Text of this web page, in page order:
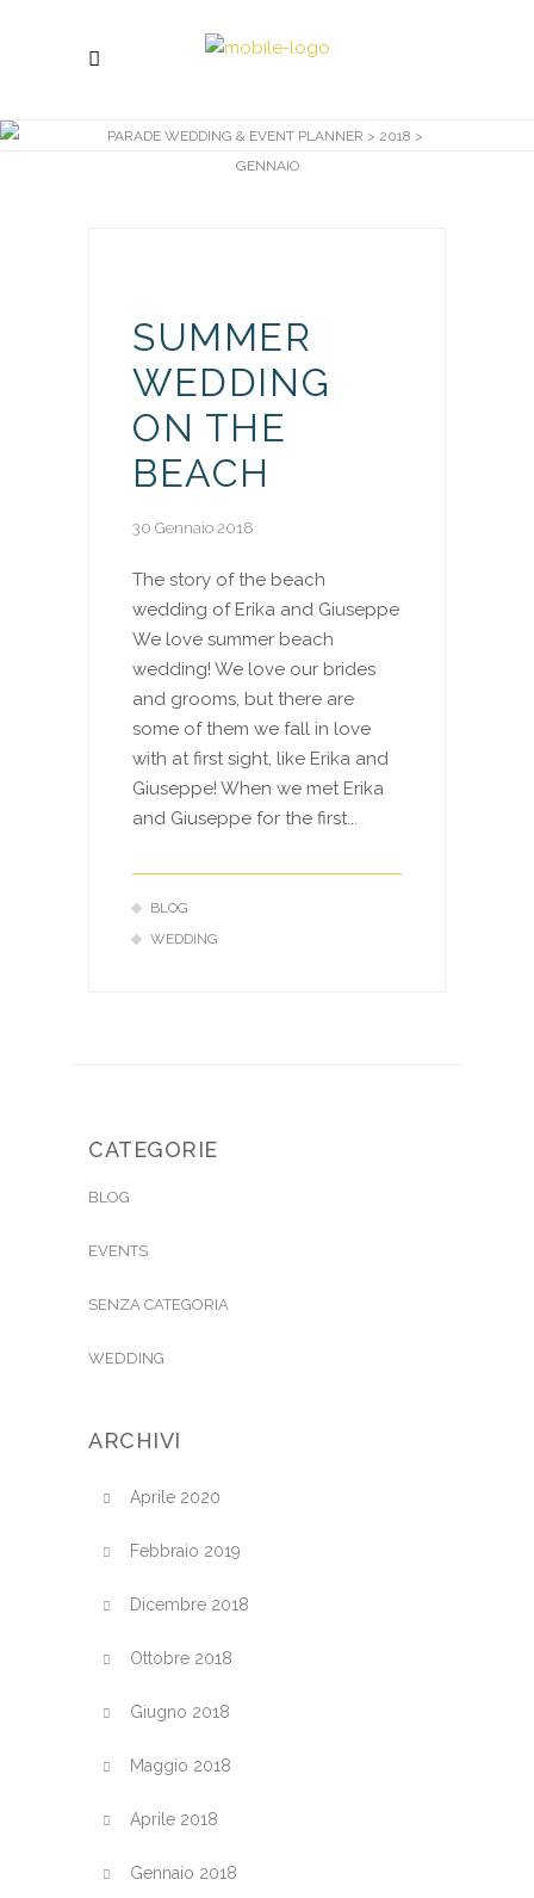
PARADE WEDDING & EVENT PLANNER > 2018 >
GENNAIO
SUMMER
WEDDING
ON THE
BEACH
30 Gennaio 2018
The story of the beach
wedding of Erika and Giuseppe
We love summer beach
wedding! We love our brides
and grooms, but there are
some of them we fall in love
with at first sight, like Erika and
Giuseppe! When we met Erika
and Giuseppe for the first...
BLOG
WEDDING
CATEGORIE
BLOG
EVENTS
SENZA CATEGORIA
WEDDING
ARCHIVI
Aprile 2020
Febbraio 2019
Dicembre 2018
Ottobre 2018
Giugno 2018
Maggio 2018
Aprile 2018
Gennaio 2018